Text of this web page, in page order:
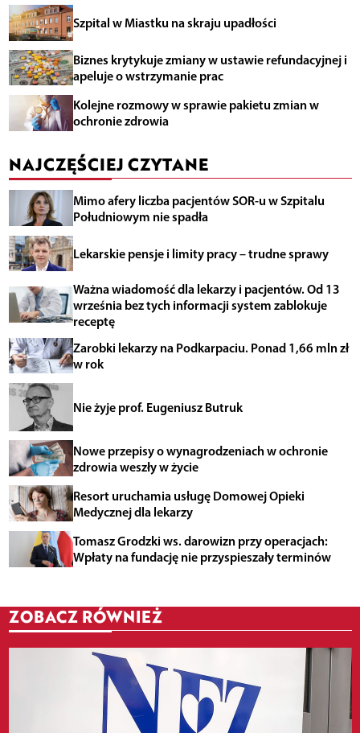
Szpital w Miastku na skraju upadłości
Biznes krytykuje zmiany w ustawie refundacyjnej i
apeluje o wstrzymanie prac
Kolejne rozmowy w sprawie pakietu zmian w
ochronie zdrowia
NAJCZĘŚCIEJ CZYTANE
Mimo afery liczba pacjentów SOR-u w Szpitalu
Południowym nie spadła
Lekarskie pensje i limity pracy – trudne sprawy
Ważna wiadomość dla lekarzy i pacjentów. Od 13
września bez tych informacji system zablokuje
receptę
Zarobki lekarzy na Podkarpaciu. Ponad 1,66 mln zł
w rok
Nie żyje prof. Eugeniusz Butruk
Nowe przepisy o wynagrodzeniach w ochronie
zdrowia weszły w życie
Resort uruchamia usługę Domowej Opieki
Medycznej dla lekarzy
Tomasz Grodzki ws. darowizn przy operacjach:
Wpłaty na fundację nie przyspieszały terminów
ZOBACZ RÓWNIEŻ